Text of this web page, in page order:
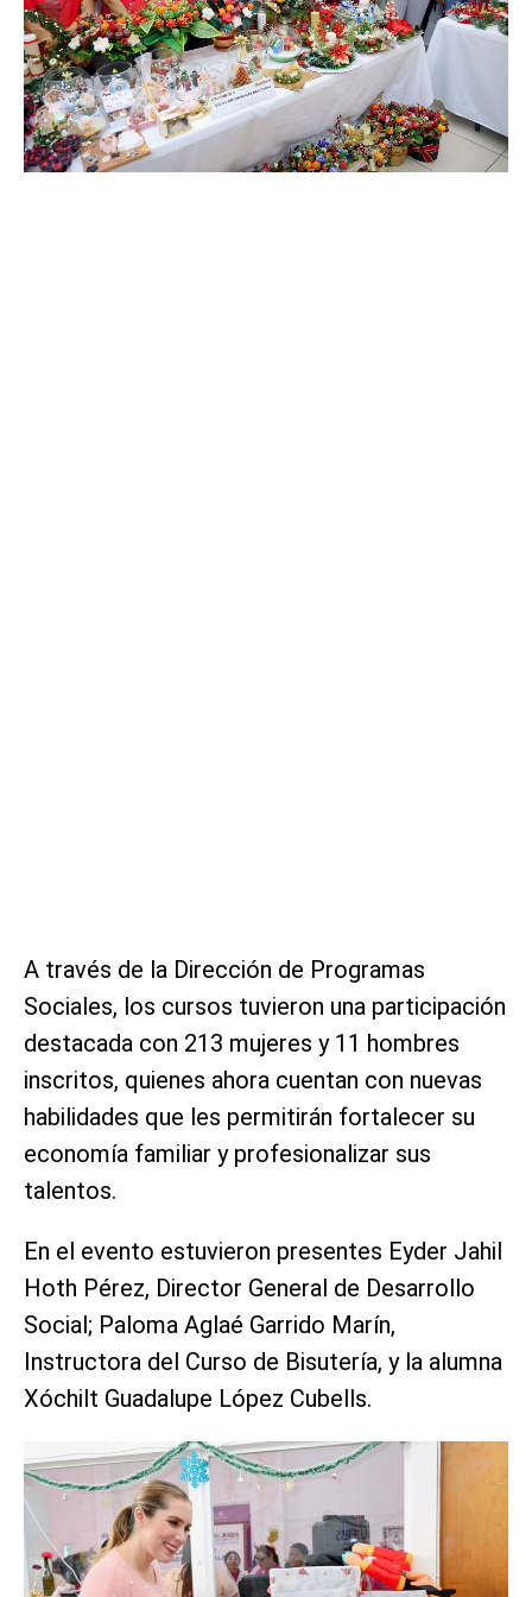
A través de la Dirección de Programas
Sociales, los cursos tuvieron una participación
destacada con 213 mujeres y 11 hombres
inscritos, quienes ahora cuentan con nuevas
habilidades que les permitirán fortalecer su
economía familiar y profesionalizar sus
talentos.
En el evento estuvieron presentes Eyder Jahil
Hoth Pérez, Director General de Desarrollo
Social; Paloma Aglaé Garrido Marín,
Instructora del Curso de Bisutería, y la alumna
Xóchilt Guadalupe López Cubells.